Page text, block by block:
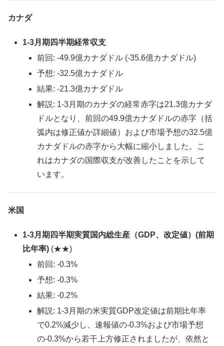
カナダ
1-3月期四半期経常収支
前回: -49.9億カナダドル (-35.6億カナダドル)
予想: -32.5億カナダドル
結果: -21.3億カナダドル
解説: 1-3月期のカナダの経常赤字は21.3億カナダ
ドルとなり、前回の49.9億カナダドルの赤字（括
弧内は修正値か詳細値）および市場予想の32.5億
カナダドルの赤字から大幅に縮小しました。こ
れはカナダの国際収支が改善したことを示して
います。
米国
1-3月期四半期実質国内総生産（GDP、改定値）(前期
比年率) (★★)
前回: -0.3%
予想: -0.3%
結果: -0.2%
解説: 1-3月期の米実質GDP改定値は前期比年率
で0.2%減少し、速報値の-0.3%および市場予想
の-0.3%から若干上方修正されましたが、依然と